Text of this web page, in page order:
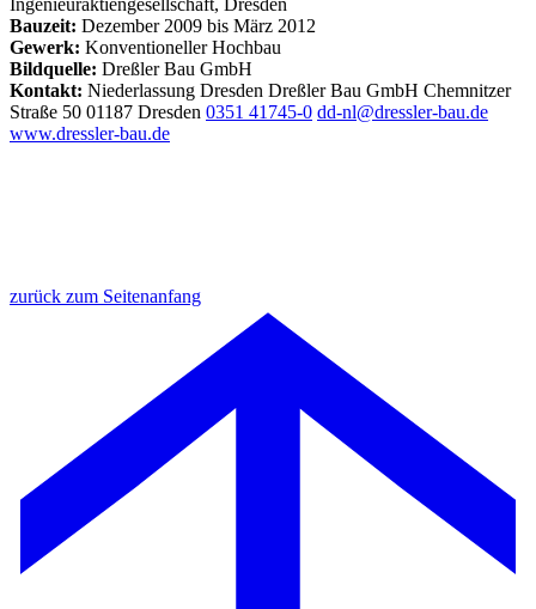
Bauzeit: Dezember 2009 bis März 2012
Gewerk: Konventioneller Hochbau
Bildquelle: Dreßler Bau GmbH
Kontakt: Niederlassung Dresden Dreßler Bau GmbH Chemnitzer
Straße 50 01187 Dresden 0351 41745-0 dd-nl@dressler-bau.de
www.dressler-bau.de
zurück zum Seitenanfang